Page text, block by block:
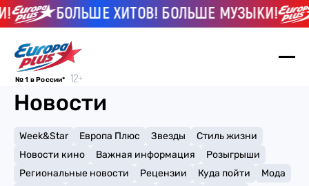
БОЛЬШЕ ХИТОВ! БОЛЬШЕ МУЗЫКИ!
№ 1 в России*
Новости
Week&Star Европа Плюс Звезды
Стиль жизни
Новости кино
Важная информация
Розыгрыши
Региональные новости
Рецензии Куда пойти
Мода